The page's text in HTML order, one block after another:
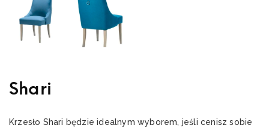
Shari
Krzesło Shari będzie idealnym wyborem, jeśli cenisz sobie